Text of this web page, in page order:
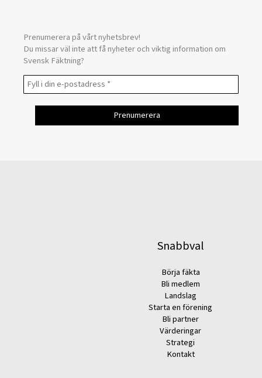
Prenumerera på vårt nyhetsbrev!
Du missar väl inte att få nyheter och viktig information om
Svensk Fäktning?
Snabbval
Börja fäkta
Bli medlem
Landslag
Starta en förening
Bli partner
Värderingar
Strategi
Kontakt